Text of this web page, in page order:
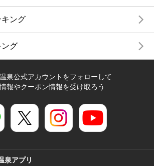
キング
グ
泉公式アカウントをフォローして
報やクーポン情報を受け取ろう
泉アプリ